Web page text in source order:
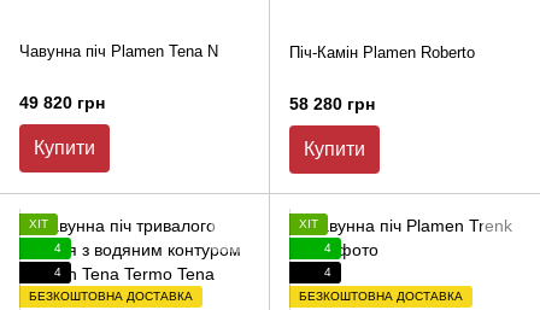
Чавунна піч Plamen Tena N
49 820 грн
Купити
Піч-Камін Plamen Roberto
58 280 грн
Купити
ХІТ
4
4
БЕЗКОШТОВНА ДОСТАВКА
ХІТ
4
4
БЕЗКОШТОВНА ДОСТАВКА